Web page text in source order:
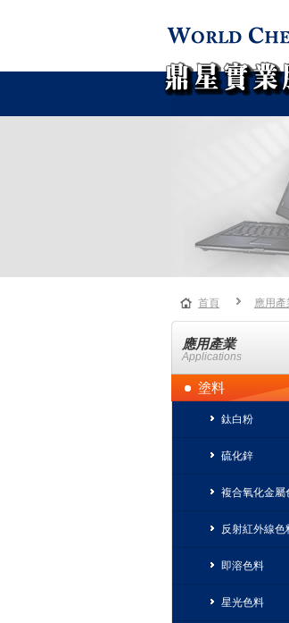
首頁 應用產
應用產業
Applications
塗料
鈦白粉
硫化鋅
複合氧化金屬
反射紅外線色
即溶色料
星光色料